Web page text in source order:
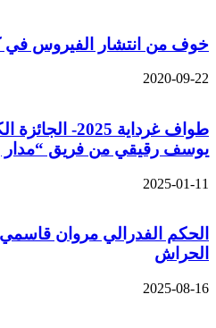
خوف من انتشار الفيروس في
2020-09-22
طواف غرداية
يوسف رقيقي من فريق “مدار
2025-01-11
الحكم الفدرالي مروان
الحراش
2025-08-16